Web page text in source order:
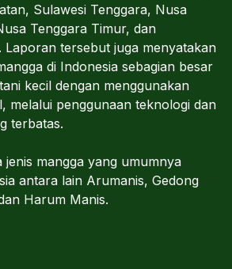
Sulawesi Tenggara, Nusa
Tenggara Timur, dan
Laporan tersebut juga menyatakan
di Indonesia sebagian besar
kecil dengan menggunakan
melalui penggunaan teknologi dan
terbatas.
mangga yang umumnya
antara lain Arumanis, Gedong
Harum Manis.